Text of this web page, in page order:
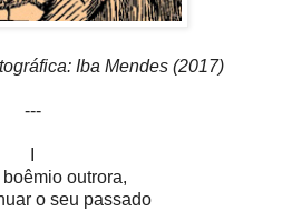
Iba Mendes (2017)
---
boêmio outrora,
o seu passado